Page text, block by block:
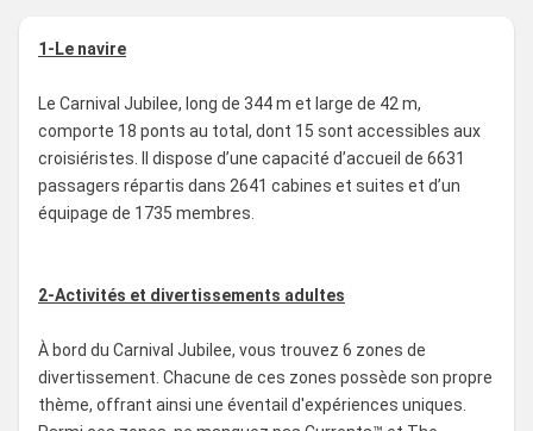
1-Le navire
Le Carnival Jubilee, long de 344 m et large de 42 m,
comporte 18 ponts au total, dont 15 sont accessibles aux
croisiéristes. Il dispose d’une capacité d’accueil de 6631
passagers répartis dans 2641 cabines et suites et d’un
équipage de 1735 membres.
2-Activités et divertissements adultes
À bord du Carnival Jubilee, vous trouvez 6 zones de
divertissement. Chacune de ces zones possède son propre
thème, offrant ainsi une éventail d'expériences uniques.